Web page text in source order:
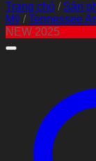
Trang chủ / Sản
Mỹ / Tennessee
NEW 2025